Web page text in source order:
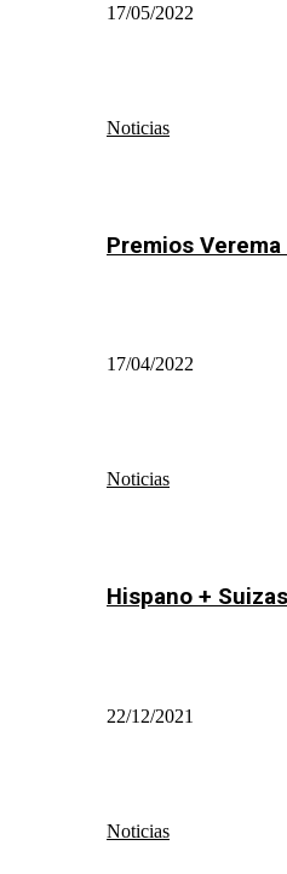
17/05/2022
Noticias
Premios Verema
17/04/2022
Noticias
Hispano +
22/12/2021
Noticias